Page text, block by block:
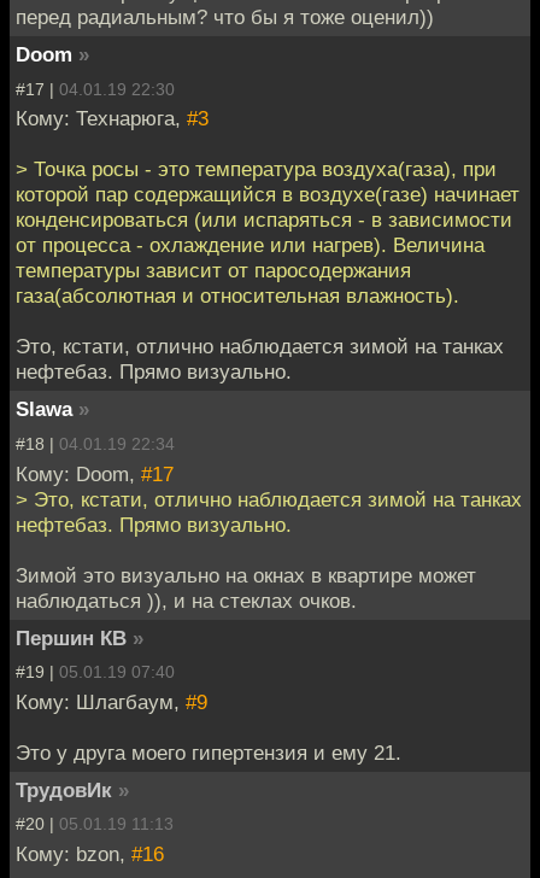
перед радиальным? что бы я тоже оценил))
Doom »
#17 | 04.01.19 22:30
Кому: Технарюга, #3
> Точка росы - это температура воздуха(газа), при
которой пар содержащийся в воздухе(газе) начинает
конденсироваться (или испаряться - в зависимости
от процесса - охлаждение или нагрев). Величина
температуры зависит от паросодержания
газа(абсолютная и относительная влажность).
Это, кстати, отлично наблюдается зимой на танках
нефтебаз. Прямо визуально.
Slawa »
#18 | 04.01.19 22:34
Кому: Doom, #17
> Это, кстати, отлично наблюдается зимой на танках
нефтебаз. Прямо визуально.
Зимой это визуально на окнах в квартире может
наблюдаться )), и на стеклах очков.
Першин КВ »
#19 | 05.01.19 07:40
Кому: Шлагбаум, #9
Это у друга моего гипертензия и ему 21.
ТрудовИк »
#20 | 05.01.19 11:13
Кому: bzon, #16